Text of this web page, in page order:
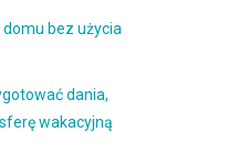
bez użycia
dania,
wakacyjną